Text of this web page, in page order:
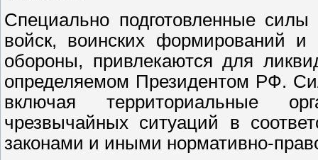
Специально подготовленные
войск, воинских формирований
обороны, привлекаются для
определяемом Президентом РФ.
включая территориальные
чрезвычайных ситуаций в
законами и иными нормативно-